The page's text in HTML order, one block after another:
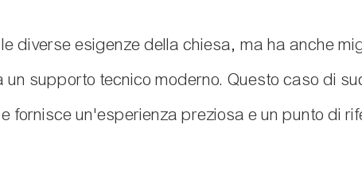
diverse esigenze della chiesa, ma ha anche
supporto tecnico moderno. Questo caso di
fornisce un'esperienza preziosa e un punto di